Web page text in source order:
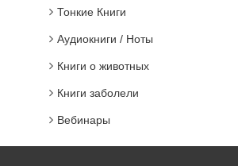
Тонкие Книги
Аудиокниги / Ноты
Книги о животных
Книги заболели
Вебинары